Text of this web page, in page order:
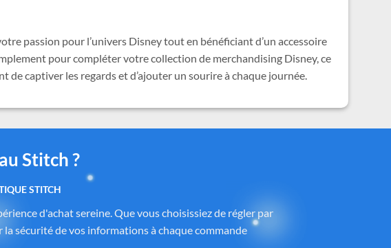
passion pour l’univers Disney tout en bénéficiant d’un accessoire
pour compléter votre collection de merchandising Disney, ce
de captiver les regards et d’ajouter un sourire à chaque journée.
Stitch ?
officiel Disney®
de fournisseurs partenaires proposant des produits sous
deLilo & Stitch, avec une attention particulière portée à